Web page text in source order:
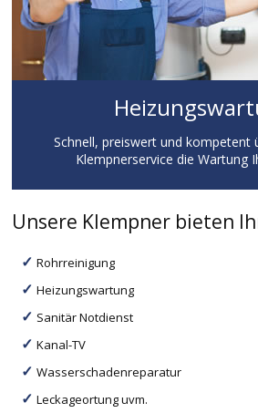
Schnell, preiswert und kompetent
Klempnerservice die Wartung
Unsere Klempner bieten
Rohrreinigung
Heizungswartung
Sanitär Notdienst
Kanal-TV
Wasserschadenreparatur
Leckageortung uvm.